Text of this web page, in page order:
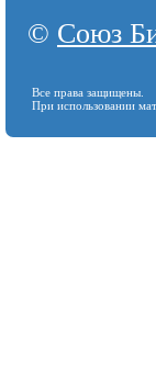
© Союз
Все права защищены.
При использовании